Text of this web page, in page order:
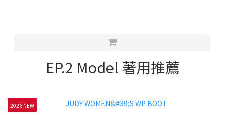
EP.2 Model 著用推薦
2026 NEW